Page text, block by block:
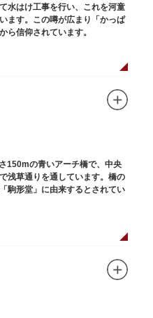
水はけ工事を行い、これを河童
ます。この噂が広まり「かっぱ
ら信仰されています。
150mの青いアーチ橋で、中央
浅草通りを通しています。橋の
駒形堂」に由来するとされてい